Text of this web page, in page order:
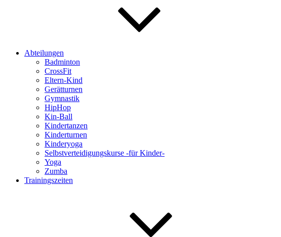
Abteilungen
Badminton
CrossFit
Eltern-Kind
Gerätturnen
Gymnastik
HipHop
Kin-Ball
Kindertanzen
Kinderturnen
Kinderyoga
Selbstverteidigungskurse -für Kinder-
Yoga
Zumba
Trainingszeiten